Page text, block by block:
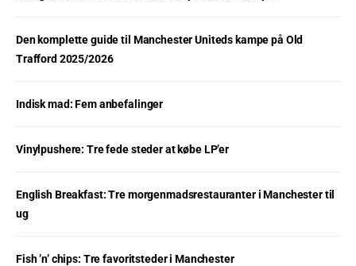
Den komplette guide til Manchester Uniteds kampe på Old
Trafford 2025/2026
Indisk mad: Fem anbefalinger
Vinylpushere: Tre fede steder at købe LP’er
English Breakfast: Tre morgenmadsrestauranter i Manchester til
ug
Fish ’n’ chips: Tre favoritsteder i Manchester